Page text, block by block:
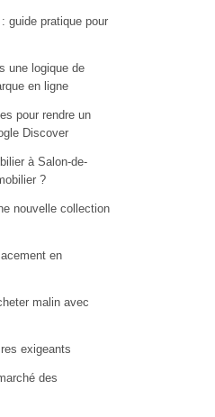
guide pratique pour
une logique de
en ligne
pour rendre un
Discover
à Salon-de-
?
nouvelle collection
en
malin avec
exigeants
des